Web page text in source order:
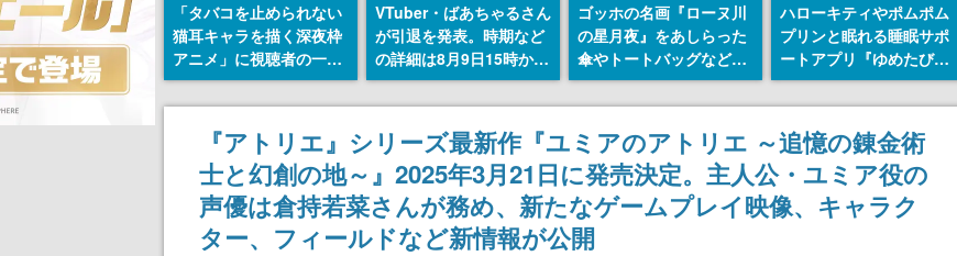
「タバコを止められない
猫耳キャラを描く深夜枠
アニメ」に視聴者の一部
から批判意見。違法薬物
の使用と思しき描写も含
めて、BPOが議論を交わ
VTuber・ばあちゃるさん
が引退を発表。時期など
の詳細は8月9日15時から
の配信で説明
ゴッホの名画『ローヌ川
の星月夜』をあしらった
傘やトートバッグなどが
登場。8月7日21時より2
日間限定で予約販売
ハローキティやポムポム
プリンと眠れる睡眠サポ
ートアプリ『ゆめたび』
が配信中。キャラごとの
ASMRや目覚ましアラー
ムも搭載
『アトリエ』シリーズ最新作『ユミアのアトリエ ～追憶の錬金術
士と幻創の地～』2025年3月21日に発売決定。主人公・ユミア役の
声優は倉持若菜さんが務め、新たなゲームプレイ映像、キャラク
ター、フィールドなど新情報が公開